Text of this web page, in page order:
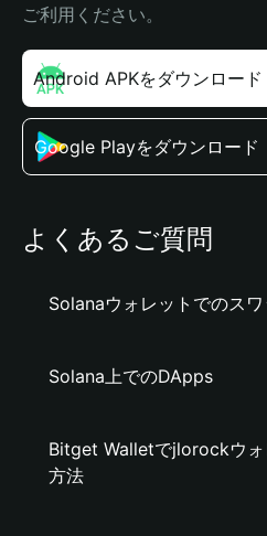
ご利用ください。
Android APKをダウンロード
Google Playをダウンロード
よくあるご質問
Solanaウォレットでのス
Solana上でのDApps
Bitget Walletでjlorockウォ
方法